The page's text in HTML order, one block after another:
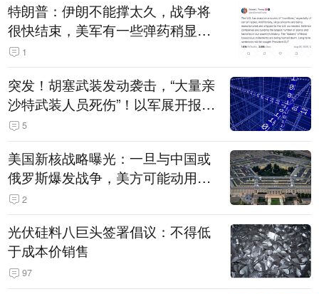
特朗普：伊朗不能撑太久，战争将
很快结束，美军有一些弹药稍显紧
张！伊朗公布拟议的海峡管理文本
1
突发！胡塞武装发动袭击，“大量亲
沙特武装人员死伤”！以军展开报复
性空袭
5
美国新核战略曝光：一旦与中国或
俄罗斯爆发战争，美方可能动用战
术核武器
2
光伏硅料八巨头签署倡议：不得低
于成本价销售
97